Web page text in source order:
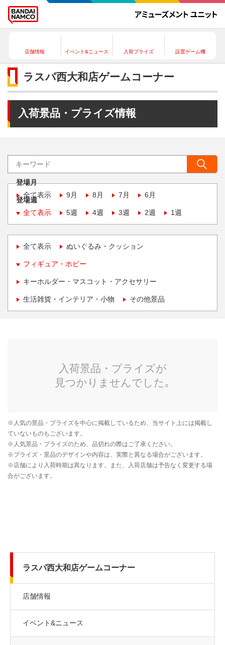
店舗情報 イベント&ニュース 入荷プライズ 設置ゲーム機
ラスパ西大和店ゲームコーナー
入荷景品・プライズ情報
登場月
全て表示
9月 8月 7月 6月
登場週
全て表示
5週 4週 3週 2週 1週
全て表示 ぬいぐるみ・クッション
フィギュア・ホビー
キーホルダー・マスコット・アクセサリー
生活雑貨・インテリア・小物 その他景品
ラスパ西大和店ゲームコーナー
店舗情報
イベント&ニュース